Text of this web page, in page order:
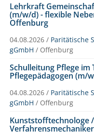
Lehrkraft
(m/w/d) - flexible
Offenburg
04.08.2026 / Paritätische
gGmbH / Offenburg
Schulleitung Pflege im
Pflegepädagogen (m/
04.08.2026 / Paritätische
gGmbH / Offenburg
Kunststofftechnologe /
Verfahrensmechaniker